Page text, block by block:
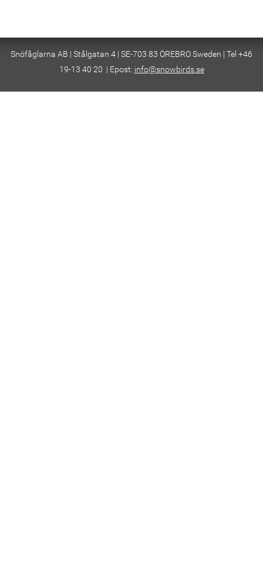
Snöfåglarna AB | Stålgatan 4 | SE-703 83 ÖREBRO Sweden | Tel +46
19-13 40 20 | Epost: info@snowbirds.se